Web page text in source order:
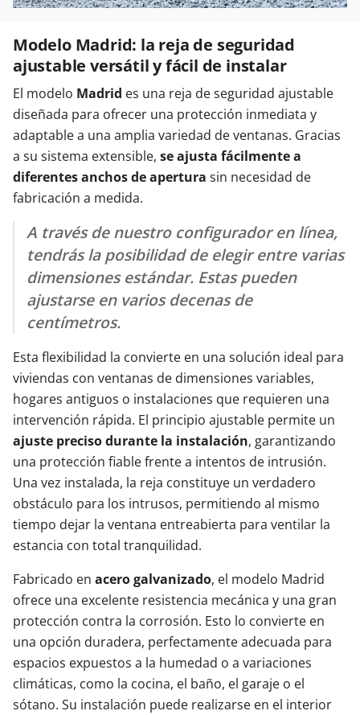
Modelo Madrid: la reja de seguridad
ajustable versátil y fácil de instalar
El modelo Madrid es una reja de seguridad ajustable
diseñada para ofrecer una protección inmediata y
adaptable a una amplia variedad de ventanas. Gracias
a su sistema extensible, se ajusta fácilmente a
diferentes anchos de apertura sin necesidad de
fabricación a medida.
A través de nuestro configurador en línea,
tendrás la posibilidad de elegir entre varias
dimensiones estándar. Estas pueden
ajustarse en varios decenas de
centímetros.
Esta flexibilidad la convierte en una solución ideal para
viviendas con ventanas de dimensiones variables,
hogares antiguos o instalaciones que requieren una
intervención rápida. El principio ajustable permite un
ajuste preciso durante la instalación, garantizando
una protección fiable frente a intentos de intrusión.
Una vez instalada, la reja constituye un verdadero
obstáculo para los intrusos, permitiendo al mismo
tiempo dejar la ventana entreabierta para ventilar la
estancia con total tranquilidad.
Fabricado en acero galvanizado, el modelo Madrid
ofrece una excelente resistencia mecánica y una gran
protección contra la corrosión. Esto lo convierte en
una opción duradera, perfectamente adecuada para
espacios expuestos a la humedad o a variaciones
climáticas, como la cocina, el baño, el garaje o el
sótano. Su instalación puede realizarse en el interior